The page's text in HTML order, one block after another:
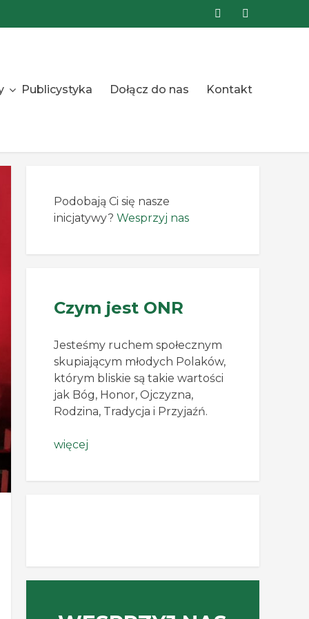
Publicystyka Dołącz do nas Kontakt
Podobają Ci się nasze
inicjatywy? Wesprzyj nas
Czym jest ONR
Jesteśmy ruchem społecznym
skupiającym młodych Polaków,
którym bliskie są takie wartości
jak Bóg, Honor, Ojczyzna,
Rodzina, Tradycja i Przyjaźń.
więcej